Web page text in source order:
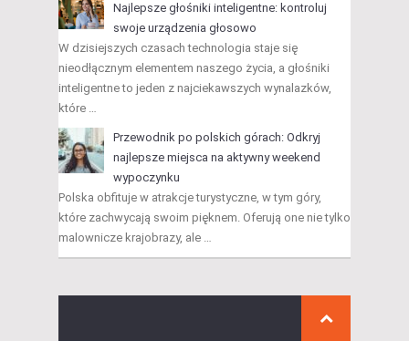
Najlepsze głośniki inteligentne: kontroluj
swoje urządzenia głosowo
W dzisiejszych czasach technologia staje się
nieodłącznym elementem naszego życia, a głośniki
inteligentne to jeden z najciekawszych wynalazków,
które …
Przewodnik po polskich górach: Odkryj
najlepsze miejsca na aktywny weekend
wypoczynku
Polska obfituje w atrakcje turystyczne, w tym góry,
które zachwycają swoim pięknem. Oferują one nie tylko
malownicze krajobrazy, ale …